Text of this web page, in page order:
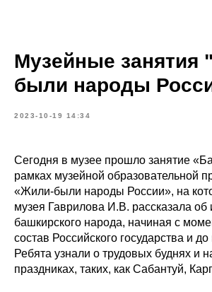
Музейные занятия
были народы
2023-10-19 14:34
Сегодня в музее прошло занятие
рамках музейной образовательной
«Жили-были народы России», на
музея Гаврилова И.В. рассказала об
башкирского народа, начиная с
состав Российского государства и
Ребята узнали о трудовых буднях и
праздниках, таких, как Сабантуй,